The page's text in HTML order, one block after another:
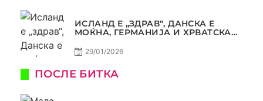
ИСЛАНД Е „ЗДРАВ“, ДАНСКА Е
МОЌНА, ГЕРМАНИЈА И ХРВАТСКА
29/01/2026
ПОСЛЕ БИТКА